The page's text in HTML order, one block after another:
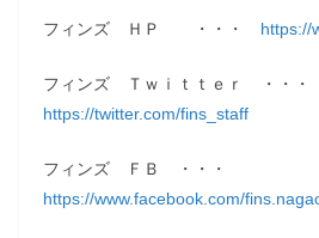
フィンズ ＨＰ ・・・ https://
フィンズ Ｔｗｉｔｔｅｒ ・・・
https://twitter.com/fins_staff
フィンズ ＦＢ ・・・
https://www.facebook.com/